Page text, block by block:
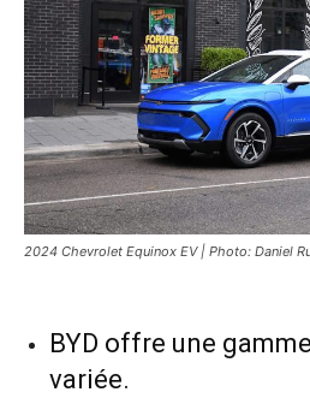
2024 Chevrolet Equinox EV | Photo: Daniel
BYD offre une
variée.